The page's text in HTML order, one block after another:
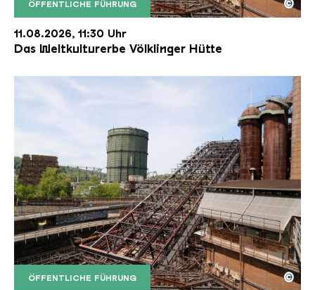
ÖFFENTLICHE FÜHRUNG
Der Erzschrägaufzug der Völklinger Hütte mit
Copyright: Weltkulturerbe Völklinger Hütte | Karl
©
11.08.2026, 11:30 Uhr
Das Weltkulturerbe Völklinger Hütte
ÖFFENTLICHE FÜHRUNG ©